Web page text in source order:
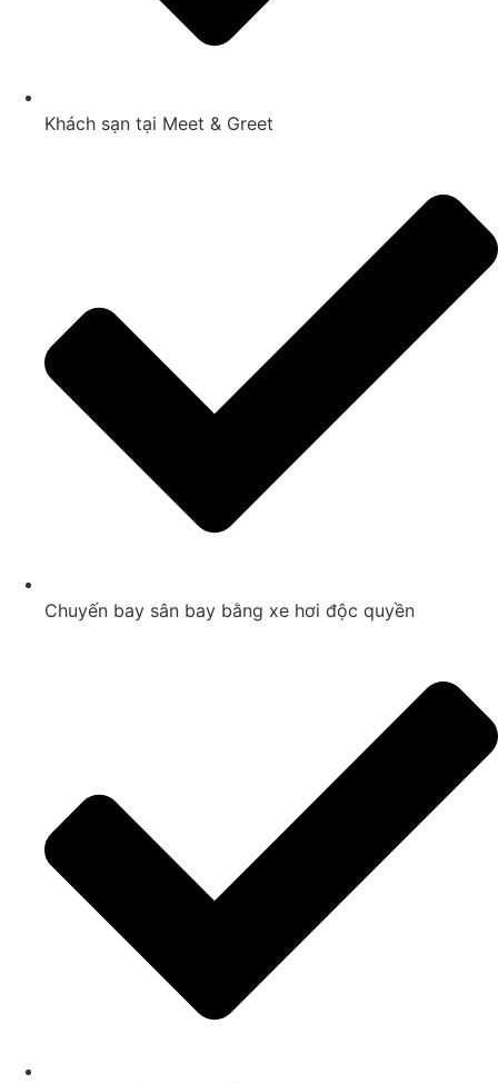
Khách sạn tại Meet & Greet
Chuyến bay sân bay bằng xe hơi độc quyền